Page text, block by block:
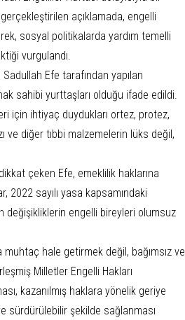
gerçekleştirilen açıklamada, engelli
sosyal politikalarda yardım temelli
vurgulandı.
Efe tarafından yapılan
sahibi yurttaşları olduğu ifade edildi.
için ihtiyaç duydukları ortez, protez,
ve diğer tıbbi malzemelerin lüks değil,
çeken Efe, emeklilik haklarına
2022 sayılı yasa kapsamındaki
değişikliklerin engelli bireyleri olumsuz
hale getirmek değil, bağımsız ve
Milletler Engelli Hakları
kazanılmış haklara yönelik geriye
sürdürülebilir şekilde sağlanması